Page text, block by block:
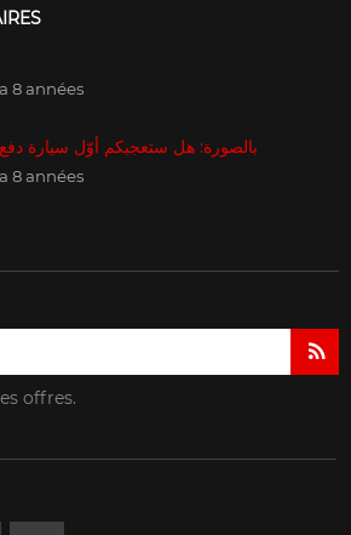
8 années
بالصورة: هل ستعجبكم أوّل سيارة
8 années
offres.